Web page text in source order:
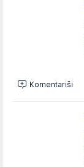
Komentariši